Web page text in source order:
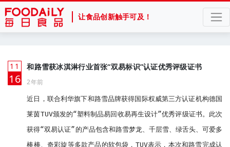
让食品创新触手可及！
11
月
16
和路雪获冰淇淋行业首张“双易标识”认证优秀评级证书
2年前
近日，联合利华旗下和路雪品牌获得国际权威第三方认证机构德国
莱茵TUV颁发的“塑料制品易回收易再生设计”优秀评级证书。此次
获得“双易认证”的产品包含和路雪梦龙、千层雪、绿舌头、可爱多
棒棒、奇彩旋等多款产品的软包袋，TUV表示，本次和路雪完成认